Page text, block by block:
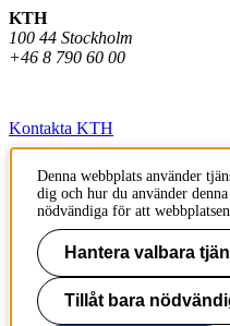
KTH
100 44 Stockholm
+46 8 790 60 00
Kontakta KTH
Jobba på KTH
Press och media
Faktura och betalning KTH
Om KTH:s webbplatser
Denna webbplats använder
dig och hur du använder
nödvändiga för att
Hantera valbara
Tillåt bara